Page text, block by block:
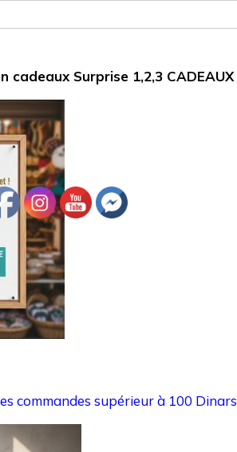
cadeaux Surprise 1,2,3 CADEAUX
commandes supérieur à 100 Dinars